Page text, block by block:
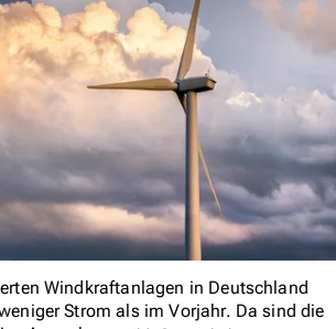
Windkraftanlagen in Deutschland
Strom als im Vorjahr. Da sind die